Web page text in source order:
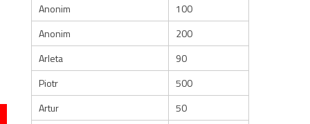
Anonim
100
Anonim
200
Arleta
90
Piotr
500
Artur
50